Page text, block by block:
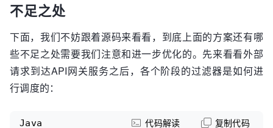
不足之处
下面，我们不妨跟着源码来看看，到底上面的方案还有哪
些不足之处需要我们注意和进一步优化的。先来看看外部
请求到达API网关服务之后，各个阶段的过滤器是如何进
行调度的：
Java 代码解读 复制代码